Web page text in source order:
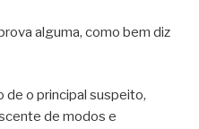
alguma, como bem diz
de o principal suspeito,
de modos e